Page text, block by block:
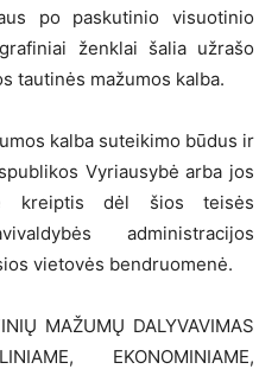
po paskutinio visuotinio
ženklai šalia užrašo
tautinės mažumos kalba.
kalba suteikimo būdus ir
Vyriausybė arba jos
kreiptis dėl šios teisės
administracijos
vietovės bendruomenė.
MAŽUMŲ DALYVAVIMAS
EKONOMINIAME,